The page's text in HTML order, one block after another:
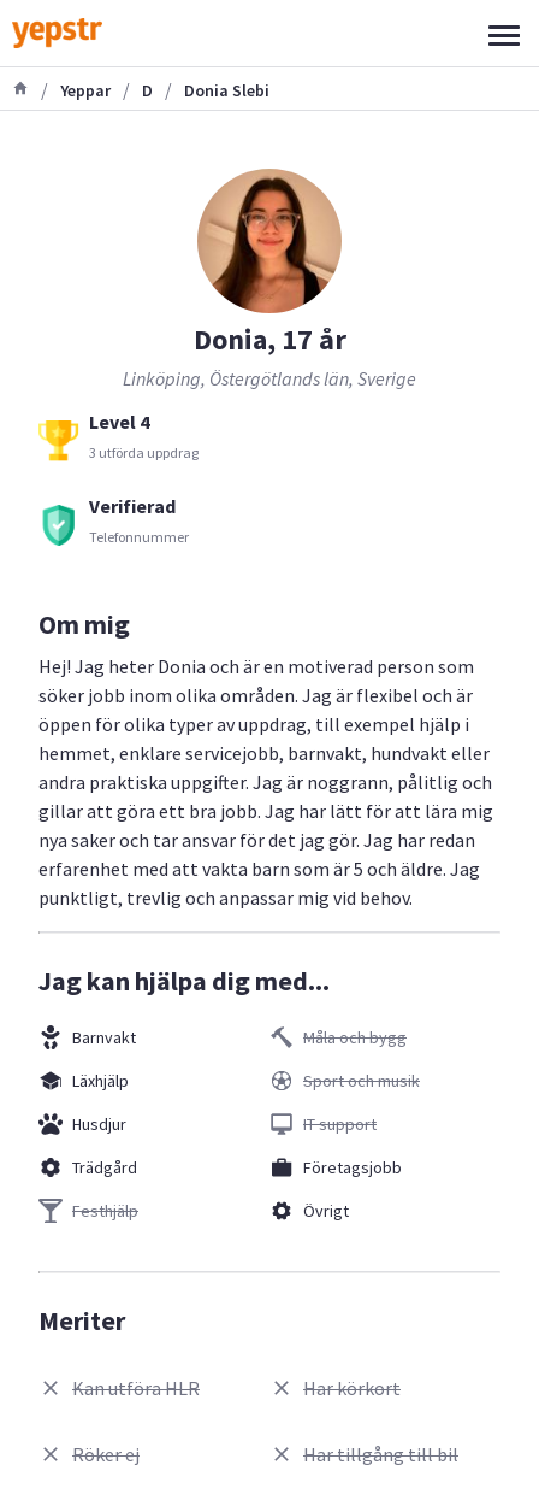
/ Yeppar / D / Donia Slebi
Donia, 17 år
Linköping, Östergötlands län, Sverige
Level 4
3 utförda uppdrag
Verifierad
Telefonnummer
Om mig
Hej! Jag heter Donia och är en motiverad person som
söker jobb inom olika områden. Jag är flexibel och är
öppen för olika typer av uppdrag, till exempel hjälp i
hemmet, enklare servicejobb, barnvakt, hundvakt eller
andra praktiska uppgifter. Jag är noggrann, pålitlig och
gillar att göra ett bra jobb. Jag har lätt för att lära mig
nya saker och tar ansvar för det jag gör. Jag har redan
erfarenhet med att vakta barn som är 5 och äldre. Jag
punktligt, trevlig och anpassar mig vid behov.
Jag kan hjälpa dig med...
Barnvakt
Läxhjälp
Husdjur
Trädgård
Festhjälp
Måla och bygg
Sport och musik
IT support
Företagsjobb
Övrigt
Meriter
Kan utföra HLR
Röker ej
Har körkort
Har tillgång till bil